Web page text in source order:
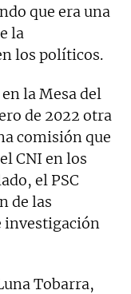
que era una
la
los políticos.
la Mesa del
de 2022 otra
comisión que
CNI en los
el PSC
de las
investigación
Tobarra,